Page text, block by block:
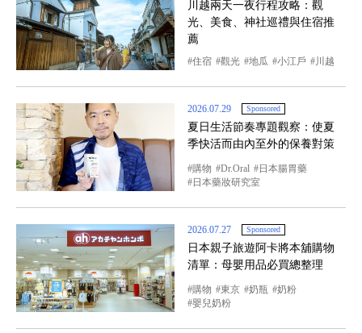
川越兩天一夜行程攻略：觀
光、美食、神社巡禮與住宿推
薦
住宿 觀光 地瓜 小江戶 川越
2026.07.29 Sponsored
夏日生活節奏專題觀察：使夏
季快活而由內至外的保養對策
購物 Dr.Oral
日本腸胃藥
日本藥妝研究室
2026.07.27 Sponsored
日本親子旅遊阿卡將本舖購物
清單：母嬰用品必買總整理
購物 東京 奶瓶
奶粉
嬰兒奶粉